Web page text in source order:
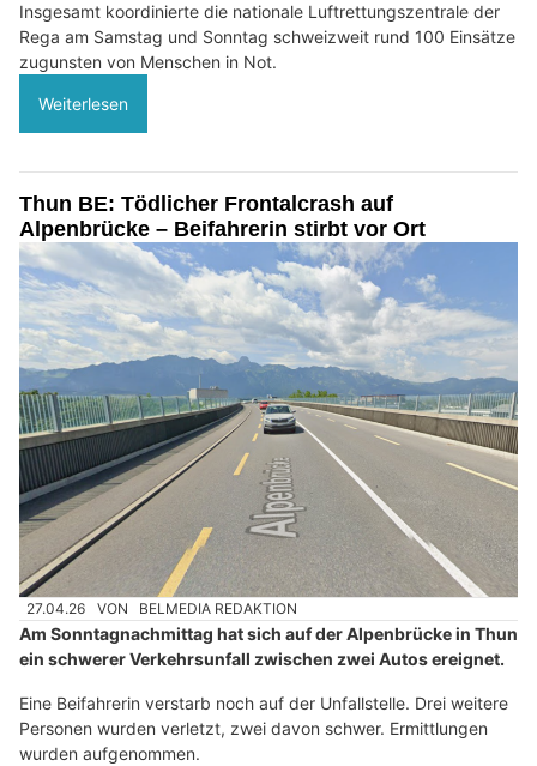
Insgesamt koordinierte die nationale Luftrettungszentrale der
Rega am Samstag und Sonntag schweizweit rund 100 Einsätze
zugunsten von Menschen in Not.
Weiterlesen
Thun BE: Tödlicher Frontalcrash auf
Alpenbrücke – Beifahrerin stirbt vor Ort
27.04.26 VON BELMEDIA REDAKTION
Am Sonntagnachmittag hat sich auf der Alpenbrücke in Thun
ein schwerer Verkehrsunfall zwischen zwei Autos ereignet.
Eine Beifahrerin verstarb noch auf der Unfallstelle. Drei weitere
Personen wurden verletzt, zwei davon schwer. Ermittlungen
wurden aufgenommen.